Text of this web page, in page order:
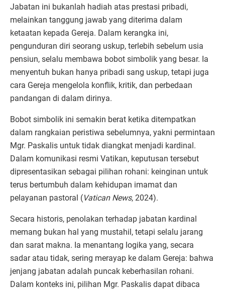
Jabatan ini bukanlah hadiah atas prestasi pribadi,
melainkan tanggung jawab yang diterima dalam
ketaatan kepada Gereja. Dalam kerangka ini,
pengunduran diri seorang uskup, terlebih sebelum usia
pensiun, selalu membawa bobot simbolik yang besar. Ia
menyentuh bukan hanya pribadi sang uskup, tetapi juga
cara Gereja mengelola konflik, kritik, dan perbedaan
pandangan di dalam dirinya.
Bobot simbolik ini semakin berat ketika ditempatkan
dalam rangkaian peristiwa sebelumnya, yakni permintaan
Mgr. Paskalis untuk tidak diangkat menjadi kardinal.
Dalam komunikasi resmi Vatikan, keputusan tersebut
dipresentasikan sebagai pilihan rohani: keinginan untuk
terus bertumbuh dalam kehidupan imamat dan
pelayanan pastoral (Vatican News, 2024).
Secara historis, penolakan terhadap jabatan kardinal
memang bukan hal yang mustahil, tetapi selalu jarang
dan sarat makna. Ia menantang logika yang, secara
sadar atau tidak, sering merayap ke dalam Gereja: bahwa
jenjang jabatan adalah puncak keberhasilan rohani.
Dalam konteks ini, pilihan Mgr. Paskalis dapat dibaca